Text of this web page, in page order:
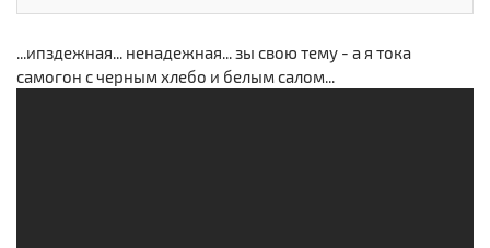
...ипздежная... ненадежная... зы свою тему - а я тока
самогон с черным хлебо и белым салом...